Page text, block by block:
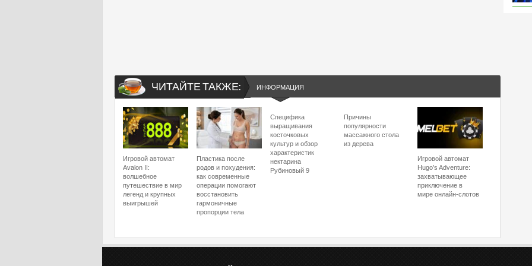
ЧИТАЙТЕ ТАКЖЕ: ИНФОРМАЦИЯ
Игровой автомат
Avalon II:
волшебное
путешествие в мир
легенд и крупных
выигрышей
Пластика после
родов и похудения:
как современные
операции помогают
восстановить
гармоничные
пропорции тела
Специфика
выращивания
косточковых
культур и обзор
характеристик
нектарина
Рубиновый 9
Причины
популярности
массажного стола
из дерева
Игровой автомат
Hugo’s Adventure:
захватывающее
приключение в
мире онлайн-слотов